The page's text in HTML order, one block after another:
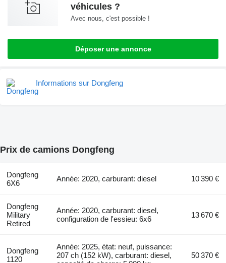
véhicules ?
Avec nous, c'est possible !
Déposer une annonce
Informations sur Dongfeng
Prix de camions Dongfeng
Dongfeng
6X6
Année: 2020, carburant: diesel 10 390 €
Dongfeng
Military
Retired
Année: 2020, carburant: diesel,
configuration de l'essieu: 6x6
13 670 €
Dongfeng
1120
Année: 2025, état: neuf, puissance:
207 ch (152 kW), carburant: diesel,
50 370 €